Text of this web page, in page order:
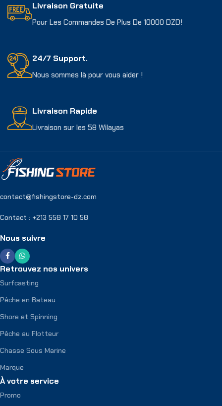
Livraison Gratuite
Pour Les Commandes De Plus De 10000 DZD!
24/7 Support.
Nous sommes là pour vous aider !
Livraison Rapide
Livraison sur les 58 Wilayas
contact@fishingstore-dz.com
Contact : +213 558 17 10 58
Nous suivre
Retrouvez nos univers
Surfcasting
Pêche en Bateau
Shore et Spinning
Pêche au Flotteur
Chasse Sous Marine
Marque
À votre service
Promo